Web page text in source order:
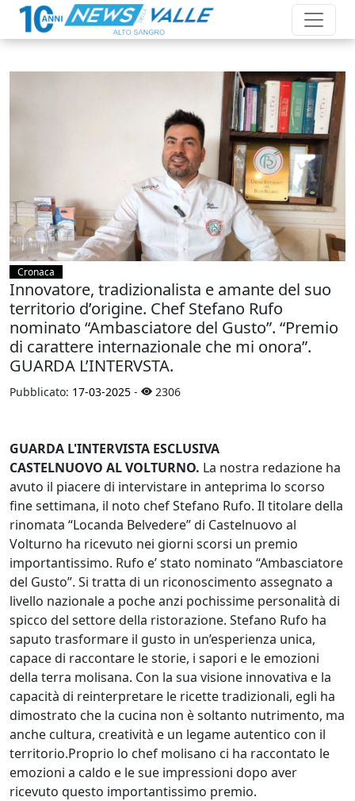
Cronaca
Innovatore, tradizionalista e amante del suo
territorio d’origine. Chef Stefano Rufo
nominato “Ambasciatore del Gusto”. “Premio
di carattere internazionale che mi onora”.
GUARDA L’INTERVSTA.
Pubblicato: 17-03-2025 - 2306
GUARDA L'INTERVISTA ESCLUSIVA
CASTELNUOVO AL VOLTURNO. La nostra redazione ha
avuto il piacere di intervistare in anteprima lo scorso
fine settimana, il noto chef Stefano Rufo. Il titolare della
rinomata “Locanda Belvedere” di Castelnuovo al
Volturno ha ricevuto nei giorni scorsi un premio
importantissimo. Rufo e’ stato nominato “Ambasciatore
del Gusto”. Si tratta di un riconoscimento assegnato a
livello nazionale a poche anzi pochissime personalità di
spicco del settore della ristorazione. Stefano Rufo ha
saputo trasformare il gusto in un’esperienza unica,
capace di raccontare le storie, i sapori e le emozioni
della terra molisana. Con la sua visione innovativa e la
capacità di reinterpretare le ricette tradizionali, egli ha
dimostrato che la cucina non è soltanto nutrimento, ma
anche cultura, creatività e un legame autentico con il
territorio.Proprio lo chef molisano ci ha raccontato le
emozioni a caldo e le sue impressioni dopo aver
ricevuto questo importantissimo premio.